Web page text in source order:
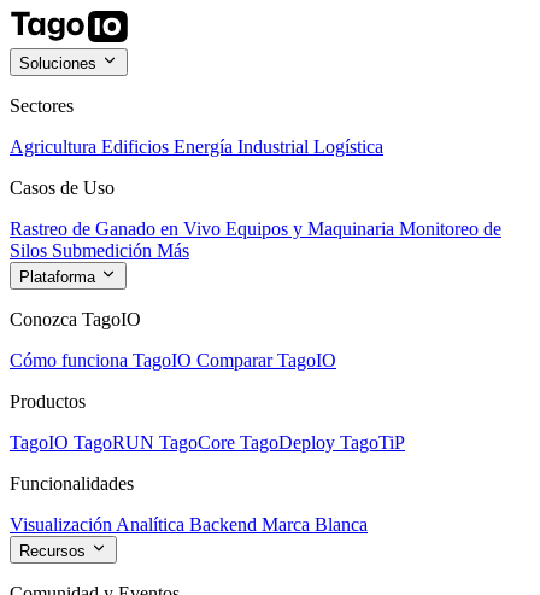
Soluciones
Sectores
Agricultura Edificios Energía Industrial Logística
Casos de Uso
Rastreo de Ganado en Vivo Equipos y Maquinaria Monitoreo de
Silos Submedición Más
Plataforma
Conozca TagoIO
Cómo funciona TagoIO Comparar TagoIO
Productos
TagoIO TagoRUN TagoCore TagoDeploy TagoTiP
Funcionalidades
Visualización Analítica Backend Marca Blanca
Recursos